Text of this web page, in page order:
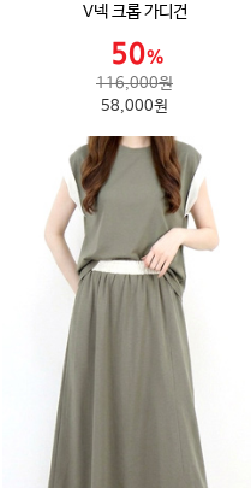
V넥 크롭 가디건
116,000원
58,000원